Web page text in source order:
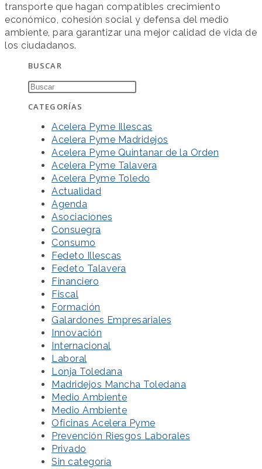
transporte que hagan compatibles crecimiento
económico, cohesión social y defensa del medio
ambiente, para garantizar una mejor calidad de vida de
los ciudadanos.
BUSCAR
CATEGORÍAS
Acelera Pyme Illescas
Acelera Pyme Madridejos
Acelera Pyme Quintanar de la Orden
Acelera Pyme Talavera
Acelera Pyme Toledo
Actualidad
Agenda
Asociaciones
Consuegra
Consumo
Fedeto Illescas
Fedeto Talavera
Financiero
Fiscal
Formación
Galardones Empresariales
Innovación
Internacional
Laboral
Lonja Toledana
Madridejos Mancha Toledana
Medio Ambiente
Medio Ambiente
Oficinas Acelera Pyme
Prevención Riesgos Laborales
Privado
Sin categoría